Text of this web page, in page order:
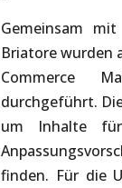
Gemeinsam
Briatore wurden
Commerce
durchgeführt.
um Inhalte
finden. Für die